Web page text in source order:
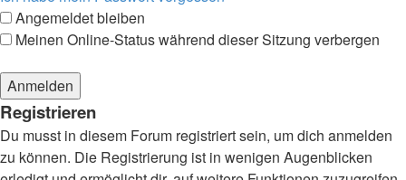
Angemeldet bleiben
Meinen Online-Status während dieser Sitzung verbergen
Registrieren
Du musst in diesem Forum registriert sein, um dich anmelden
zu können. Die Registrierung ist in wenigen Augenblicken